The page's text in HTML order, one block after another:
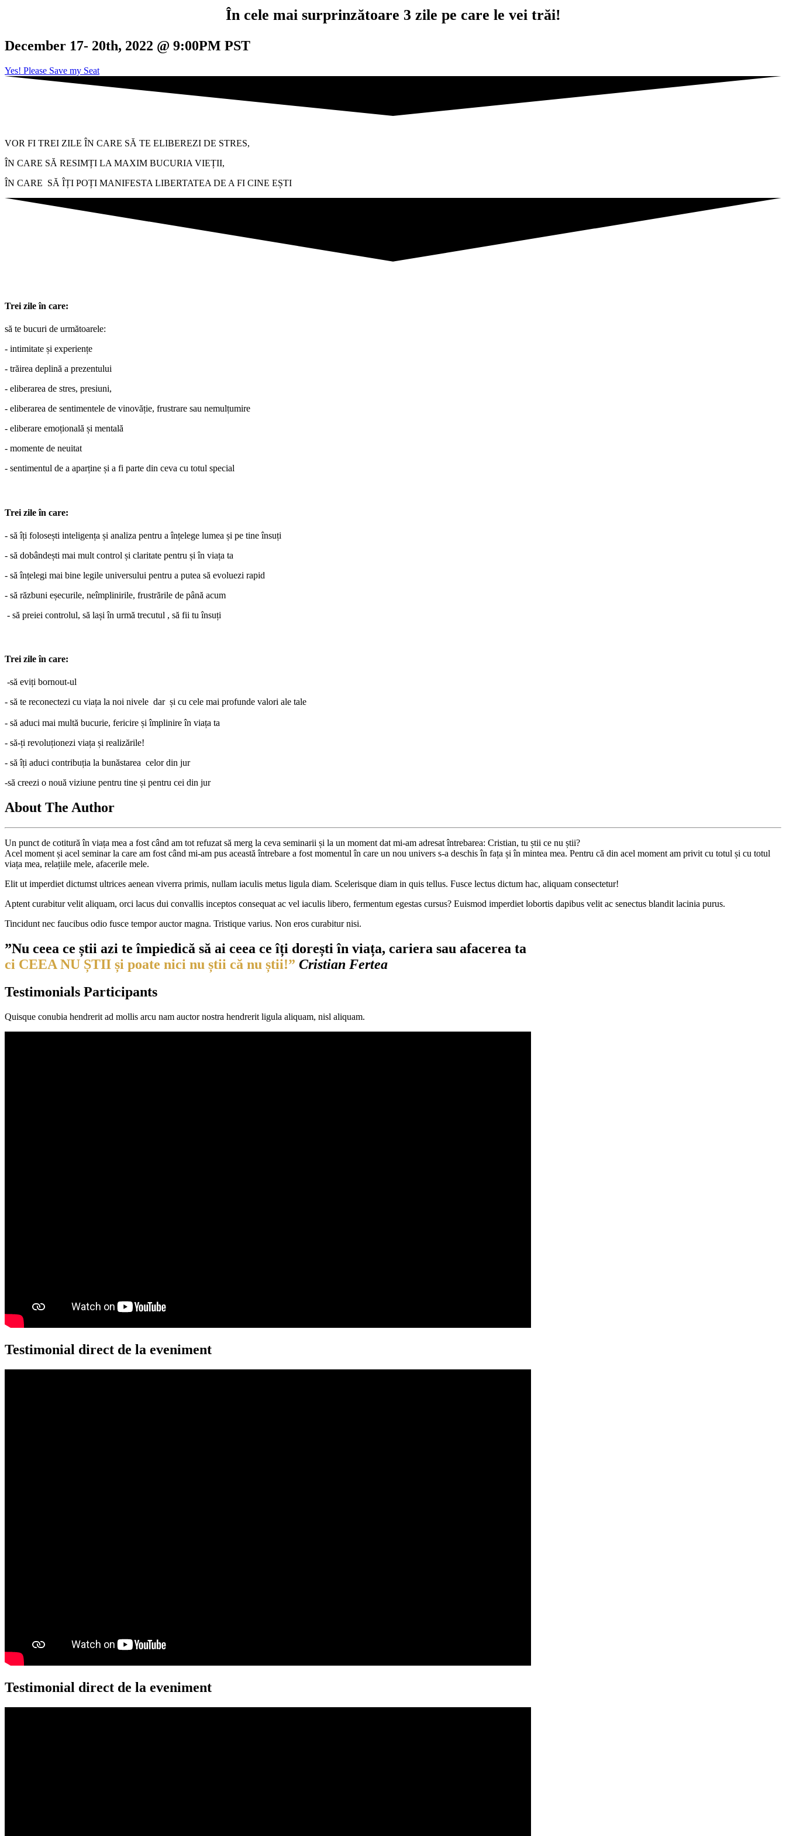
În cele mai surprinzătoare 3 zile pe care le vei trăi!
December 17- 20th, 2022 @ 9:00PM PST
Yes! Please Save my Seat
VOR FI TREI ZILE ÎN CARE SĂ TE ELIBEREZI DE STRES,
ÎN CARE SĂ RESIMȚI LA MAXIM BUCURIA VIEȚII,
ÎN CARE SĂ ÎȚI POȚI MANIFESTA LIBERTATEA DE A FI CINE EȘTI
Trei zile în care:
să te bucuri de următoarele:
- intimitate și experiențe
- trăirea deplină a prezentului
- eliberarea de stres, presiuni,
- eliberarea de sentimentele de vinovăție, frustrare sau nemulțumire
- eliberare emoțională și mentală
- momente de neuitat
- sentimentul de a aparține și a fi parte din ceva cu totul special
Trei zile în care:
- să îți folosești inteligența și analiza pentru a înțelege lumea și pe tine însuți
- să dobândești mai mult control și claritate pentru și în viața ta
- să înțelegi mai bine legile universului pentru a putea să evoluezi rapid
- să răzbuni eșecurile, neîmplinirile, frustrările de până acum
- să preiei controlul, să lași în urmă trecutul , să fii tu însuți
Trei zile în care:
-să eviți bornout-ul
- să te reconectezi cu viața la noi nivele dar și cu cele mai profunde valori ale tale
- să aduci mai multă bucurie, fericire și împlinire în viața ta
- să-ți revoluționezi viața și realizările!
- să îți aduci contribuția la bunăstarea celor din jur
-să creezi o nouă viziune pentru tine și pentru cei din jur
About The Author
Un punct de cotitură în viața mea a fost când am tot refuzat să merg la ceva seminarii și la un moment dat mi-am adresat întrebarea: Cristian, tu știi ce nu știi?
Acel moment și acel seminar la care am fost când mi-am pus această întrebare a fost momentul în care un nou univers s-a deschis în fața și în mintea mea. Pentru că din acel moment am privit cu totul și cu totul
viața mea, relațiile mele, afacerile mele.
Elit ut imperdiet dictumst ultrices aenean viverra primis, nullam iaculis metus ligula diam. Scelerisque diam in quis tellus. Fusce lectus dictum hac, aliquam consectetur!
Aptent curabitur velit aliquam, orci lacus dui convallis inceptos consequat ac vel iaculis libero, fermentum egestas cursus? Euismod imperdiet lobortis dapibus velit ac senectus blandit lacinia purus.
Tincidunt nec faucibus odio fusce tempor auctor magna. Tristique varius. Non eros curabitur nisi.
”Nu ceea ce știi azi te împiedică să ai ceea ce îți dorești în viața, cariera sau afacerea ta
ci CEEA NU ȘTII și poate nici nu știi că nu știi!” Cristian Fertea
Testimonials Participants
Quisque conubia hendrerit ad mollis arcu nam auctor nostra hendrerit ligula aliquam, nisl aliquam.
Testimonial direct de la eveniment
Testimonial direct de la eveniment